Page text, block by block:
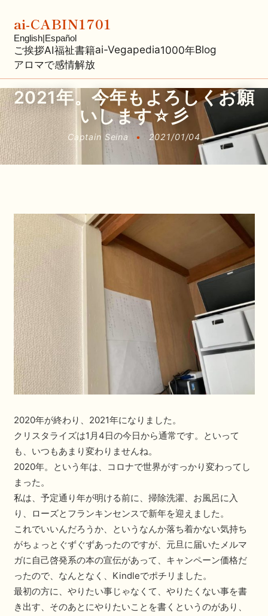
ai-CABIN1701
English|Español
ご挨拶AI福祉書籍ai-Vegapedia1000年Blog
アロマで感情解放
2021年。今年もよろしくお願
いします☆彡
Captain Seina • 2021/01/04
2020年が終わり、2021年になりました。
クリスタライズは1月4日の今日から通常です。といって
も、いつもあまり変わりませんね。
2020年。という年は、コロナで世界がすっかり変わってし
まった。
私は、予定通り年が明ける前に、掃除洗濯、お風呂に入
り、ローズとフランキンセンスで新年を迎えました。
これでいいんだろうか、というなんか落ち着かない気持ち
がちょっとぐずぐずあったのですが、元旦に届いたメルマ
ガに自己啓発系の本の宣伝があって、キャンペーン価格だ
ったので、なんとなく、Kindleでポチリました。
最初の方に、やりたい事じゃなくて、やりたくない事を書
き出す、そのあとにやりたいことを書くというのがあり、